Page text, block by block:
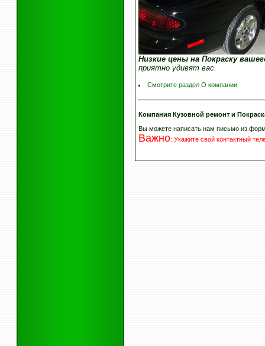
Низкие цены на Покраску
приятно удивят вас.
Смотрите раздел О компании
Компания Кузовной ремонт и
Вы можете написать нам письмо из
Важно: Укажите свой контактный